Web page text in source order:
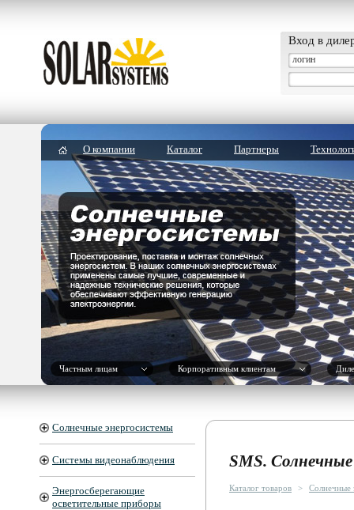
Вход в
О компании Каталог Партнеры
Частным лицам Корпоративным клиентам
Солнечные энергосистемы
Системы видеонаблюдения
Энергосберегающие
осветительные приборы
SMS.
Каталог товаров > Солнечные